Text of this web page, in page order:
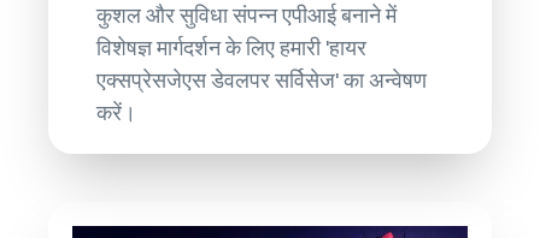
कुशल और सुविधा संपन्न एपीआई बनाने में
विशेषज्ञ मार्गदर्शन के लिए हमारी 'हायर
एक्सप्रेसजेएस डेवलपर सर्विसेज' का अन्वेषण
करें।